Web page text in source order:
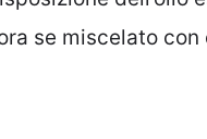
se miscelato con